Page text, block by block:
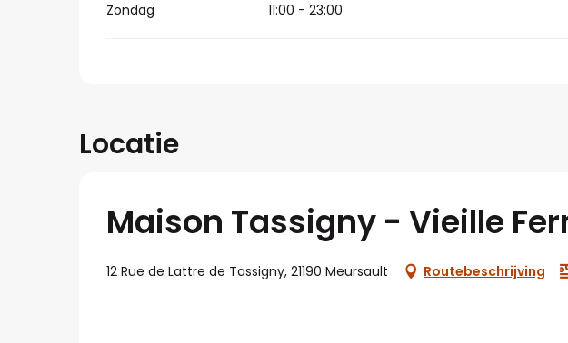
Zondag 11:00 - 23:00
Locatie
Maison Tassigny - Vieille
12 Rue de Lattre de Tassigny, 21190 Meursault Routebeschrijving